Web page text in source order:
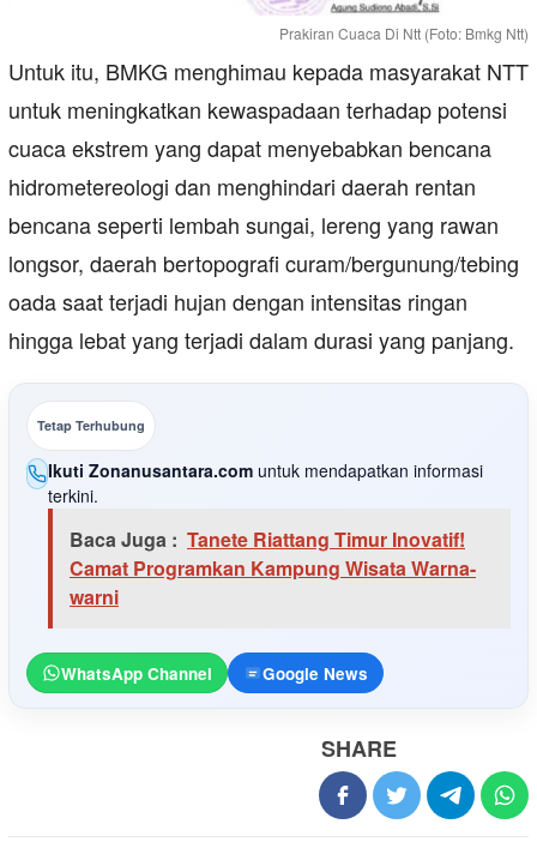
Prakiran Cuaca Di Ntt (Foto: Bmkg Ntt)
Untuk itu, BMKG menghimau kepada masyarakat NTT
untuk meningkatkan kewaspadaan terhadap potensi
cuaca ekstrem yang dapat menyebabkan bencana
hidrometereologi dan menghindari daerah rentan
bencana seperti lembah sungai, lereng yang rawan
longsor, daerah bertopografi curam/bergunung/tebing
oada saat terjadi hujan dengan intensitas ringan
hingga lebat yang terjadi dalam durasi yang panjang.
Tetap Terhubung
Ikuti Zonanusantara.com untuk mendapatkan informasi
terkini.
Baca Juga : Tanete Riattang Timur Inovatif!
Camat Programkan Kampung Wisata Warna-
warni
WhatsApp Channel Google News
SHARE